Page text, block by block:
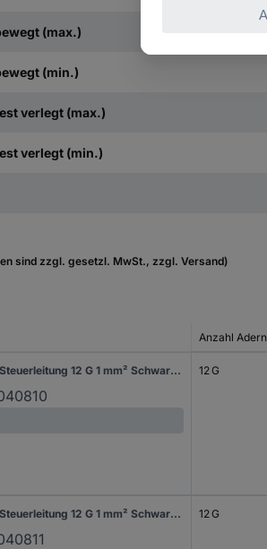
(max.)
(min.)
verlegt (max.)
verlegt (min.)
sind zzgl. gesetzl. MwSt., zzgl. Versand)
Anzahl Adern
LAPP ÖLFLEX® TRAY II CY Steuerleitung 12 G 1 mm² Schwarz 2218120/152 152 m 12 G
LAPP ÖLFLEX® TRAY II CY Steuerleitung 12 G 1 mm² Schwarz 2218120/305 305 m 12 G